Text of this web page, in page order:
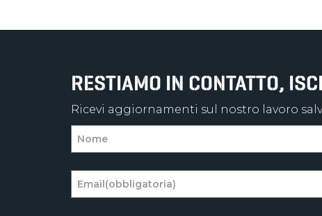
RESTIAMO IN CONTATTO,
Ricevi aggiornamenti sul nostro lavoro